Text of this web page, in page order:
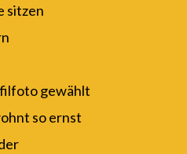
sitzen
gewählt
so ernst